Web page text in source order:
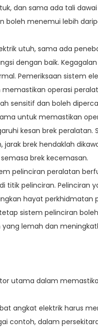
dan sama ada tali
boleh menemui lebih
utuh, sama ada
dengan baik.
Pemeriksaan sistem
operasi
sensitif dan boleh
untuk memastikan
kesan brek peralatan.
brek hendaklah
brek kecemasan.
pelinciran peralatan
pelinciran. Pelinciran
hayat perkhidmatan
sistem pelinciran
lemah dan
utama dalam
angkat elektrik harus
contoh, dalam